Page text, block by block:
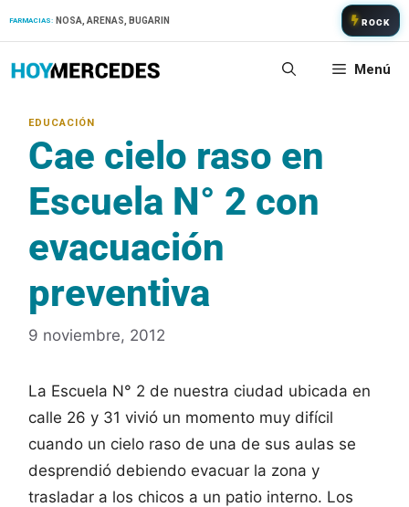
FARMACIAS: NOSA, ARENAS, BUGARIN ROCK
Menú
Cae cielo raso en
Escuela N° 2 con
evacuación
preventiva
9 noviembre, 2012
La Escuela N° 2 de nuestra ciudad ubicada en
calle 26 y 31 vivió un momento muy difícil
cuando un cielo raso de una de sus aulas se
desprendió debiendo evacuar la zona y
trasladar a los chicos a un patio interno. Los